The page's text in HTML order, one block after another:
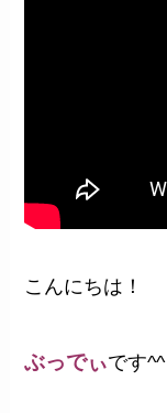
こんにちは！
ぶっでぃです^^